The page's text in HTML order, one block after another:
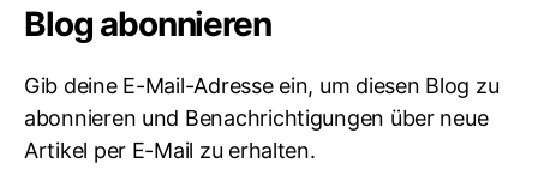
Blog abonnieren
Gib deine E-Mail-Adresse ein, um diesen Blog zu
abonnieren und Benachrichtigungen über neue
Artikel per E-Mail zu erhalten.